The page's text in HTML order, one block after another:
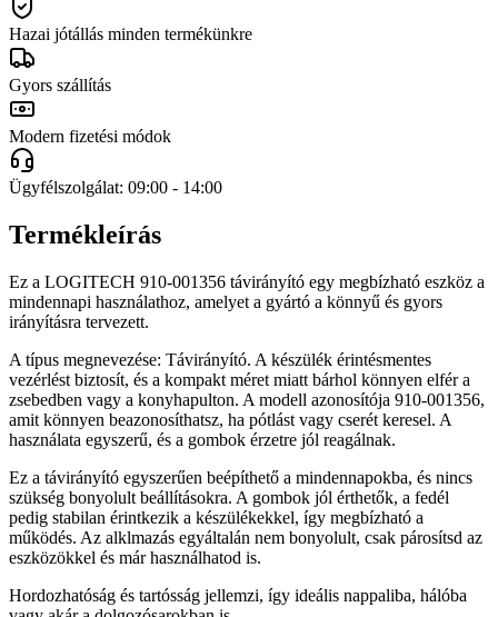
Hazai jótállás minden termékünkre
Gyors szállítás
Modern fizetési módok
Ügyfélszolgálat: 09:00 - 14:00
Termékleírás
Ez a LOGITECH 910-001356 távirányító egy megbízható eszköz a
mindennapi használathoz, amelyet a gyártó a könnyű és gyors
irányításra tervezett.
A típus megnevezése: Távirányító. A készülék érintésmentes
vezérlést biztosít, és a kompakt méret miatt bárhol könnyen elfér a
zsebedben vagy a konyhapulton. A modell azonosítója 910-001356,
amit könnyen beazonosíthatsz, ha pótlást vagy cserét keresel. A
használata egyszerű, és a gombok érzetre jól reagálnak.
Ez a távirányító egyszerűen beépíthető a mindennapokba, és nincs
szükség bonyolult beállításokra. A gombok jól érthetők, a fedél
pedig stabilan érintkezik a készülékekkel, így megbízható a
működés. Az alklmazás egyáltalán nem bonyolult, csak párosítsd az
eszközökkel és már használhatod is.
Hordozhatóság és tartósság jellemzi, így ideális nappaliba, hálóba